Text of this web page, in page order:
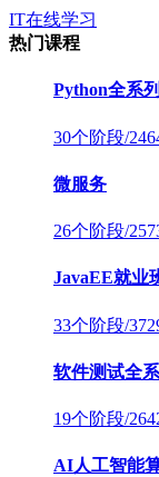
IT在线学习
热门课程
Python全系列
30个阶段/
微服务
26个阶段/
JavaEE就业
33个阶段/
软件测试全
19个阶段/
AI人工智能